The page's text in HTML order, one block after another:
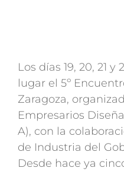
Los días 19, 20, 21
lugar el 5º
Zaragoza,
Empresarios
A), con la
de Industria del
Desde hace ya